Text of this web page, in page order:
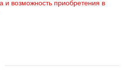
и возможность приобретения в